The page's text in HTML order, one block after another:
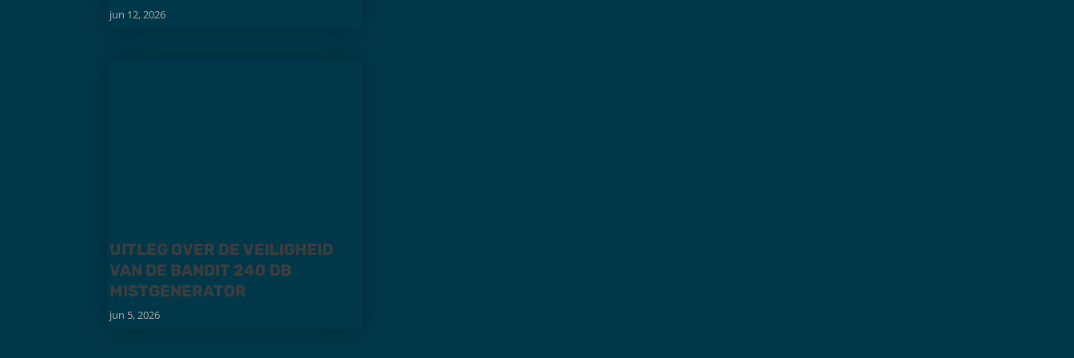
jun 12, 2026
UITLEG OVER DE VEILIGHEID
VAN DE BANDIT 240 DB
MISTGENERATOR
jun 5, 2026